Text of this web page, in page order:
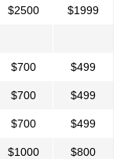
$2500 $1999
$700 $499
$700 $499
$700 $499
$1000 $800